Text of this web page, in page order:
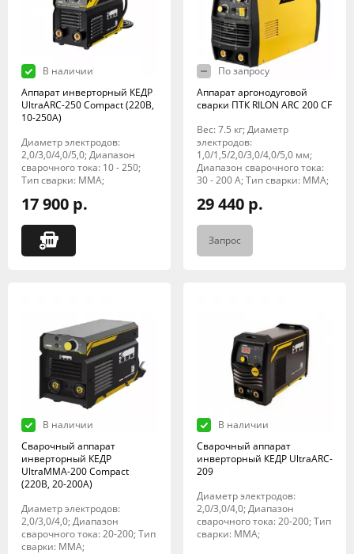
В наличии
Аппарат инверторный КЕДР
UltraARC-250 Compact (220В,
10-250А)
Диаметр электродов:
2,0/3,0/4,0/5,0; Диапазон
сварочного тока: 10 - 250;
Тип сварки: MMA;
17 900 р.
По запросу
Аппарат аргонодуговой
сварки ПТК RILON ARC 200 CF
Вес: 7.5 кг; Диаметр
электродов:
1,0/1,5/2,0/3,0/4,0/5,0 мм;
Диапазон сварочного тока:
30 - 200 А; Тип сварки: MMA;
29 440 р.
Запрос
В наличии
Сварочный аппарат
инверторный КЕДР
UltraMMA-200 Compact
(220В, 20-200А)
Диаметр электродов:
2,0/3,0/4,0; Диапазон
сварочного тока: 20-200; Тип
сварки: MMA;
В наличии
Сварочный аппарат
инверторный КЕДР UltraARC-
209
Диаметр электродов:
2,0/3,0/4,0; Диапазон
сварочного тока: 20-200; Тип
сварки: MMA;